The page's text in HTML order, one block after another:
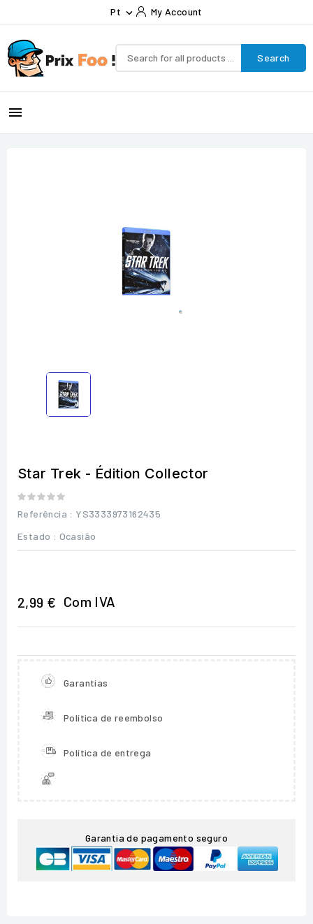
Pt  My Account
Search

Star Trek - Édition Collector
Referência : YS3333973162435
Estado : Ocasião
2,99 € Com IVA
Garantias
Política de reembolso
Política de entrega
Garantia de pagamento seguro